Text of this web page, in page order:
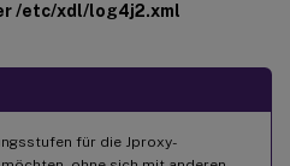
/etc/xdl/log4j2.xml
für die Jproxy-